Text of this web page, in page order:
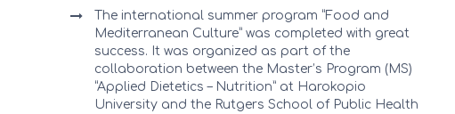
The international summer program “Food and
Mediterranean Culture” was completed with great
success. It was organized as part of the
collaboration between the Master’s Program (MS)
“Applied Dietetics – Nutrition” at Harokopio
University and the Rutgers School of Public Health